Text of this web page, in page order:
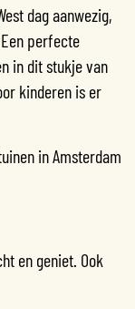
dag aanwezig,
perfecte
in dit stukje van
kinderen is er
in Amsterdam
en geniet. Ook